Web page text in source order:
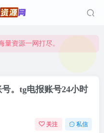
量资源一网打尽。
量资源一网打尽。
。tg电报账号24小时
关注 私信